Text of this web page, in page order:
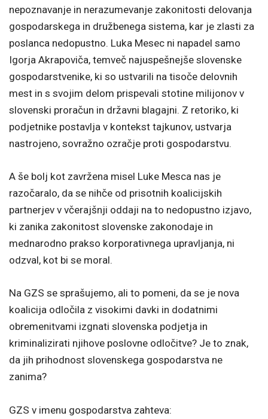
nepoznavanje in nerazumevanje zakonitosti delovanja
gospodarskega in družbenega sistema, kar je zlasti za
poslanca nedopustno. Luka Mesec ni napadel samo
Igorja Akrapoviča, temveč najuspešnejše slovenske
gospodarstvenike, ki so ustvarili na tisoče delovnih
mest in s svojim delom prispevali stotine milijonov v
slovenski proračun in državni blagajni. Z retoriko, ki
podjetnike postavlja v kontekst tajkunov, ustvarja
nastrojeno, sovražno ozračje proti gospodarstvu.
A še bolj kot zavržena misel Luke Mesca nas je
razočaralo, da se nihče od prisotnih koalicijskih
partnerjev v včerajšnji oddaji na to nedopustno izjavo,
ki zanika zakonitost slovenske zakonodaje in
mednarodno prakso korporativnega upravljanja, ni
odzval, kot bi se moral.
Na GZS se sprašujemo, ali to pomeni, da se je nova
koalicija odločila z visokimi davki in dodatnimi
obremenitvami izgnati slovenska podjetja in
kriminalizirati njihove poslovne odločitve? Je to znak,
da jih prihodnost slovenskega gospodarstva ne
zanima?
GZS v imenu gospodarstva zahteva: